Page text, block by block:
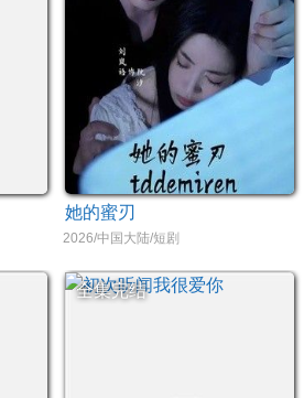
她的蜜刃
2026/中国大陆/短剧
全集完结